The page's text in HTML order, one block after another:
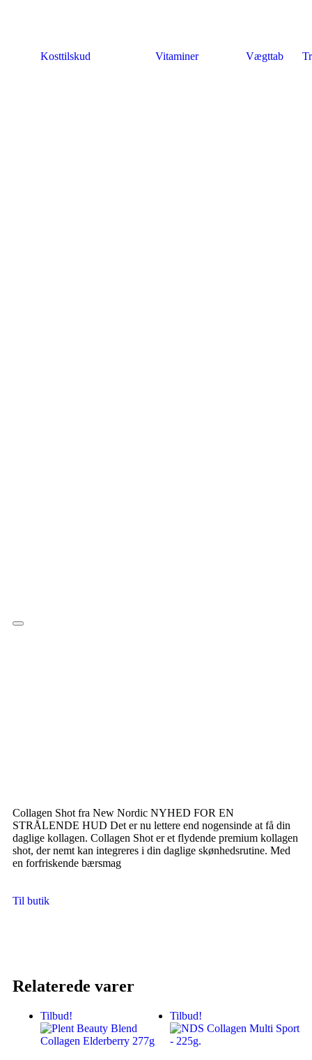
Kosttilskud Vitaminer Vægttab
Hamburger Toggle Menu
Collagen Shot fra New Nordic NYHED FOR EN
STRÅLENDE HUD Det er nu lettere end nogensinde at få din
daglige kollagen. Collagen Shot er et flydende premium kollagen
shot, der nemt kan integreres i din daglige skønhedsrutine. Med
en forfriskende bærsmag
Til butik
Relaterede varer
Tilbud! Tilbud!